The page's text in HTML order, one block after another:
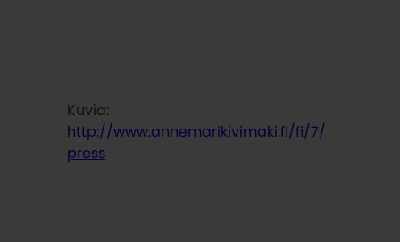
Kuvia:
http://www.annemarikivimaki.fi/fi/7/
press